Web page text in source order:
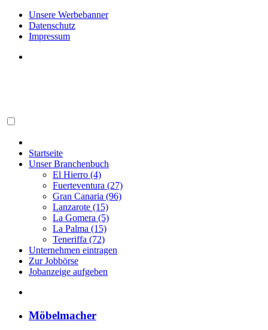
Unsere Werbebanner
Datenschutz
Impressum
Startseite
Unser Branchenbuch
El Hierro (4)
Fuerteventura (27)
Gran Canaria (96)
Lanzarote (15)
La Gomera (5)
La Palma (15)
Teneriffa (72)
Unternehmen eintragen
Zur Jobbörse
Jobanzeige aufgeben
Möbelmacher